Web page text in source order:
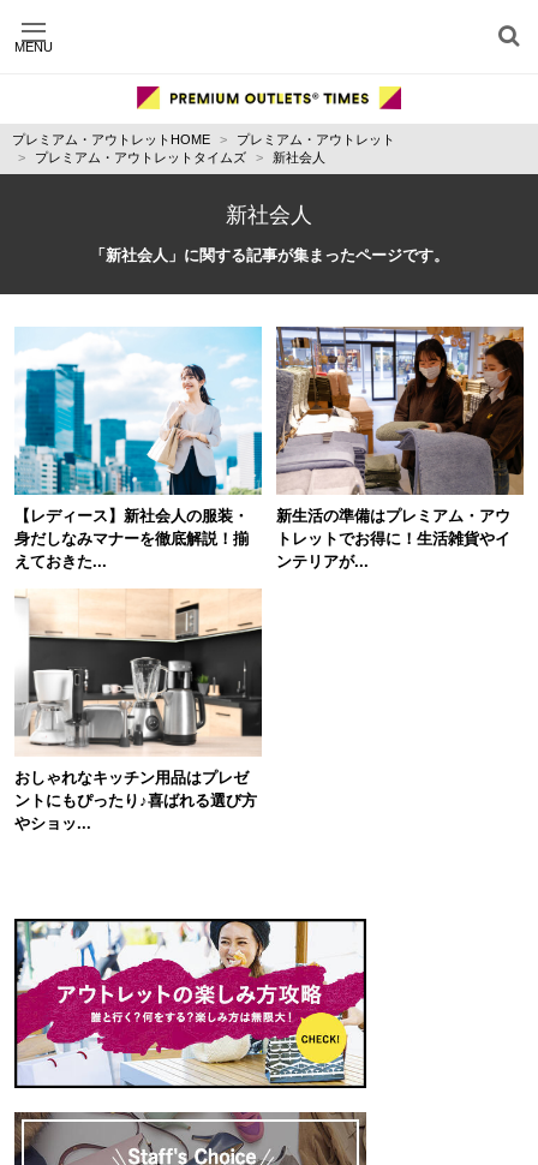
MENU
施設別に記事を探す
運営会社
利用規約
プレミアム・アウトレットHOME
プレミアム・アウトレット
プレミアム・アウトレットタイムズ
新社会人
新社会人
「新社会人」に関する記事が集まったページです。
【レディース】新社会人の服装・
身だしなみマナーを徹底解説！揃
えておきた...
新生活の準備はプレミアム・アウ
トレットでお得に！生活雑貨やイ
ンテリアが...
おしゃれなキッチン用品はプレゼ
ントにもぴったり♪喜ばれる選び方
やショッ...